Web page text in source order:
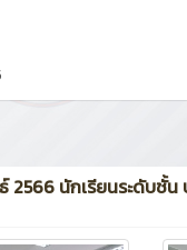
2566 นักเรียนระดับชั้น